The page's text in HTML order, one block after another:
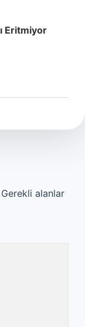
Eritmiyor
Gerekli alanlar